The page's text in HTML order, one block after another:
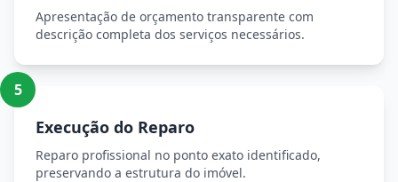
Apresentação de orçamento transparente com
descrição completa dos serviços necessários.
5
Execução do Reparo
Reparo profissional no ponto exato identificado,
preservando a estrutura do imóvel.